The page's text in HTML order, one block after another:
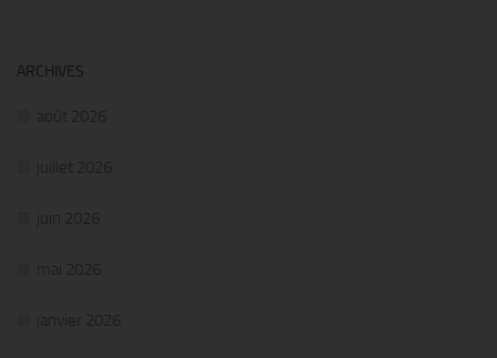
ARCHIVES
août 2026
juillet 2026
juin 2026
mai 2026
janvier 2026